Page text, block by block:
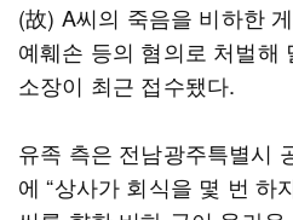
(故) A씨의 죽음을 비하한
예훼손 등의 혐의로 처벌해
소장이 최근 접수됐다.
유족 측은 전남광주특별시
에 “상사가 회식을 몇 번 하